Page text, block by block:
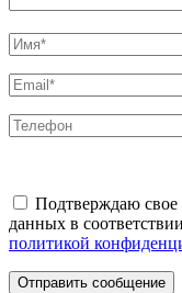
Подтверждаю свое
данных в
политикой
Отправить сообщение